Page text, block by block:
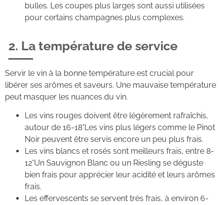
bulles. Les coupes plus larges sont aussi utilisées
pour certains champagnes plus complexes.
2. La température de service
Servir le vin à la bonne température est crucial pour
libérer ses arômes et saveurs. Une mauvaise température
peut masquer les nuances du vin.
Les vins rouges doivent être légèrement rafraîchis,
autour de 16-18°Les vins plus légers comme le Pinot
Noir peuvent être servis encore un peu plus frais.
Les vins blancs et rosés sont meilleurs frais, entre 8-
12°Un Sauvignon Blanc ou un Riesling se déguste
bien frais pour apprécier leur acidité et leurs arômes
frais.
Les effervescents se servent très frais, à environ 6-